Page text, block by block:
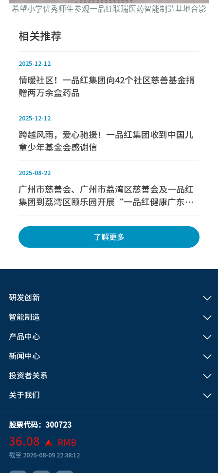
希望小学优秀师生参观一品红联瑞医药智能制造基地合影
相关推荐
2025-12-12
情暖社区！一品红集团向42个社区慈善基金捐
赠两万余盒药品
2025-12-12
跨越风雨，爱心驰援！一品红集团收到中国儿
童少年基金会感谢信
2025-08-22
广州市慈善会、广州市荔湾区慈善会及一品红
集团到荔湾区颐乐园开展“一品红健康广东
了解更多
研发创新
智能制造
产品中心
新闻中心
投资者关系
关于我们
股票代码：300723
36.08 RMB
截至 2026-08-09 22:38:12